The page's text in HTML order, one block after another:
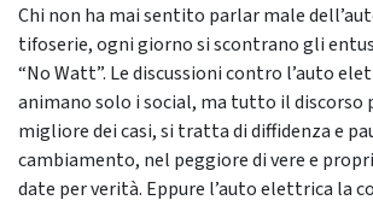
Chi non ha mai sentito parlar male
tifoserie, ogni giorno si scontrano gli
“No Watt”. Le discussioni contro l’auto
animano solo i social, ma tutto il discorso
migliore dei casi, si tratta di diffidenza e
cambiamento, nel peggiore di vere e
date per verità. Eppure l’auto elettrica la